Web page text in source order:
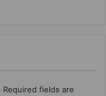
Required fields are